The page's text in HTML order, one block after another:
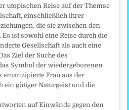
utopischen Reise auf der Themse
einschließlich ihrer
die sie zwischen den
ist sowohl eine Reise durch die
Gesellschaft als auch eine
Ziel der Suche des
Symbol der wiedergeborenen
emanzipierte Frau aus der
ein gütiger Naturgeist und die
auf Einwände gegen den